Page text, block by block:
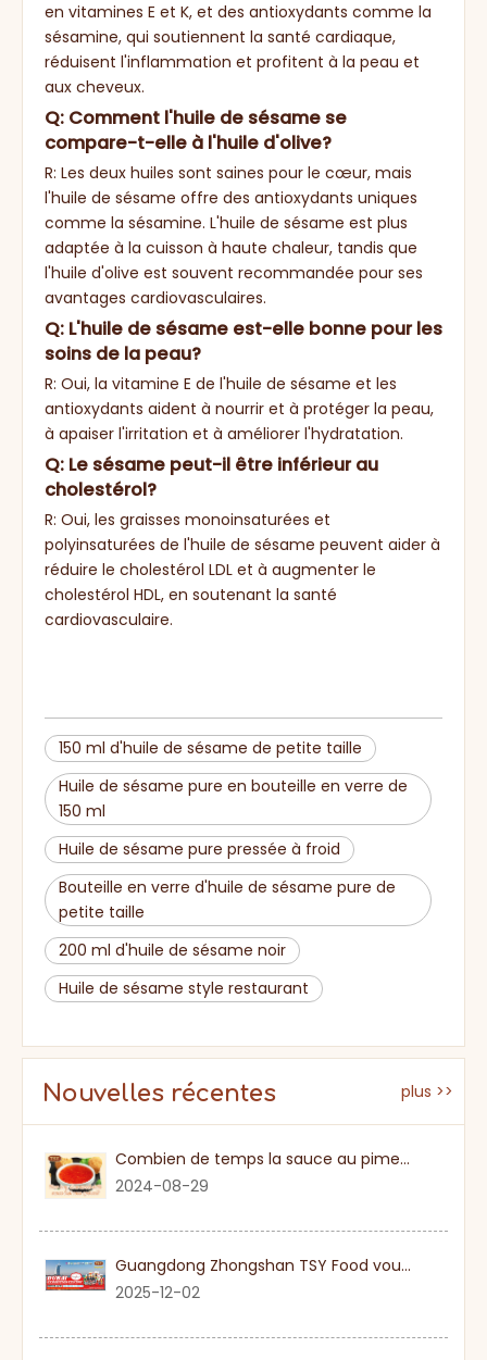
en vitamines E et K, et des antioxydants comme la
sésamine, qui soutiennent la santé cardiaque,
réduisent l'inflammation et profitent à la peau et
aux cheveux.
Q: Comment l'huile de sésame se
compare-t-elle à l'huile d'olive?
R: Les deux huiles sont saines pour le cœur, mais
l'huile de sésame offre des antioxydants uniques
comme la sésamine. L'huile de sésame est plus
adaptée à la cuisson à haute chaleur, tandis que
l'huile d'olive est souvent recommandée pour ses
avantages cardiovasculaires.
Q: L'huile de sésame est-elle bonne pour les
soins de la peau?
R: Oui, la vitamine E de l'huile de sésame et les
antioxydants aident à nourrir et à protéger la peau,
à apaiser l'irritation et à améliorer l'hydratation.
Q: Le sésame peut-il être inférieur au
cholestérol?
R: Oui, les graisses monoinsaturées et
polyinsaturées de l'huile de sésame peuvent aider à
réduire le cholestérol LDL et à augmenter le
cholestérol HDL, en soutenant la santé
cardiovasculaire.
150 ml d'huile de sésame de petite taille
Huile de sésame pure en bouteille en verre de
150 ml
Huile de sésame pure pressée à froid
Bouteille en verre d'huile de sésame pure de
petite taille
200 ml d'huile de sésame noir
Huile de sésame style restaurant
Nouvelles récentes plus >>
Combien de temps la sauce au piment sucré
2024-08-29
Guangdong Zhongshan TSY Food vous invite sincèrement à visiter l'exposition Gulfood de Dubaï 2026
2025-12-02